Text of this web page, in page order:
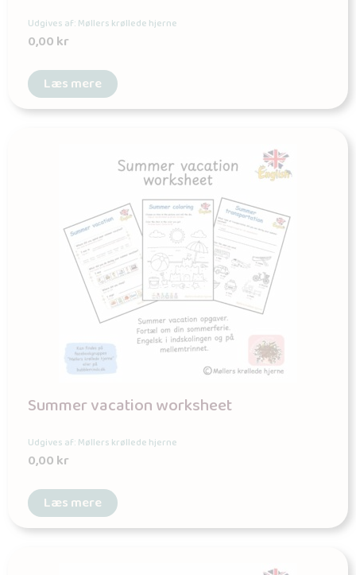
Udgives af: Møllers krøllede hjerne
0,00kr
Læs mere
Summer vacation worksheet
Udgives af: Møllers krøllede hjerne
0,00kr
Læs mere